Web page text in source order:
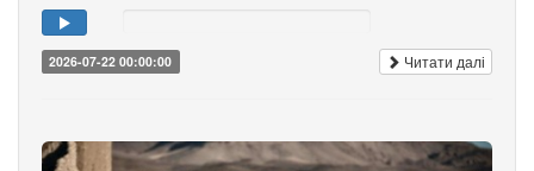
2026-07-22 00:00:00 Читати далі